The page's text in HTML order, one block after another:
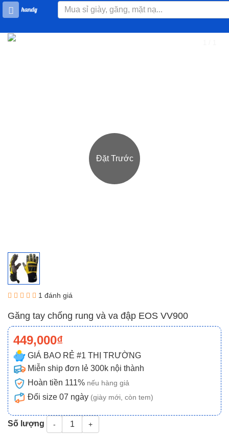
Đặt Trước
1 đánh giá
Găng tay chống rung và va đập EOS VV900
449,000₫
GIÁ BAO RẺ #1 THỊ TRƯỜNG
Miễn ship đơn lẻ 300k nội thành
Hoàn tiền 111% nếu hàng giả
Đổi size 07 ngày (giày mới, còn tem)
Số lượng - +